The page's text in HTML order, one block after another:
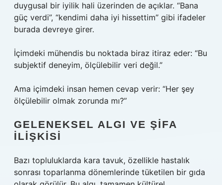
duygusal bir iyilik hali üzerinden de açıklar. “Bana
güç verdi”, “kendimi daha iyi hissettim” gibi ifadeler
burada devreye girer.
İçimdeki mühendis bu noktada biraz itiraz eder: “Bu
subjektif deneyim, ölçülebilir veri değil.”
Ama içimdeki insan hemen cevap verir: “Her şey
ölçülebilir olmak zorunda mı?”
GELENEKSEL ALGI VE ŞIFA
İLIŞKISI
Bazı topluluklarda kara tavuk, özellikle hastalık
sonrası toparlanma dönemlerinde tüketilen bir gıda